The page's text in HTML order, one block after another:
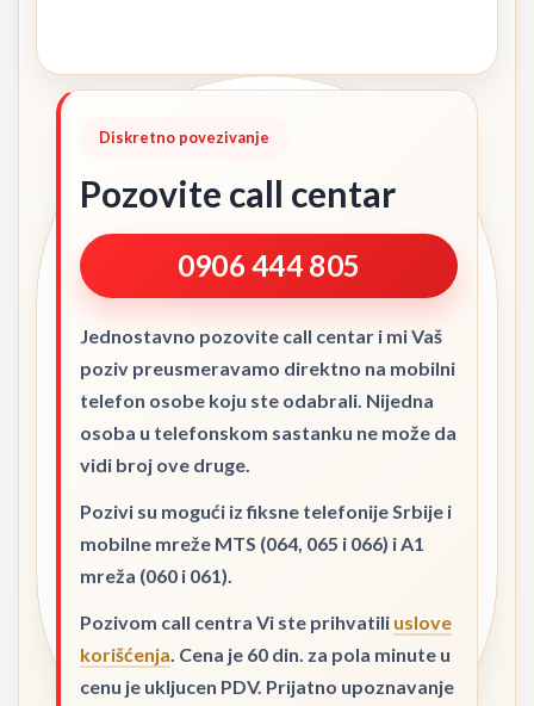
Diskretno povezivanje
Pozovite call centar
0906 444 805
Jednostavno pozovite call centar i mi Vaš
poziv preusmeravamo direktno na mobilni
telefon osobe koju ste odabrali. Nijedna
osoba u telefonskom sastanku ne može da
vidi broj ove druge.
Pozivi su mogući iz fiksne telefonije Srbije i
mobilne mreže MTS (064, 065 i 066) i A1
mreža (060 i 061).
Pozivom call centra Vi ste prihvatili uslove
korišćenja. Cena je 60 din. za pola minute u
cenu je ukljucen PDV. Prijatno upoznavanje